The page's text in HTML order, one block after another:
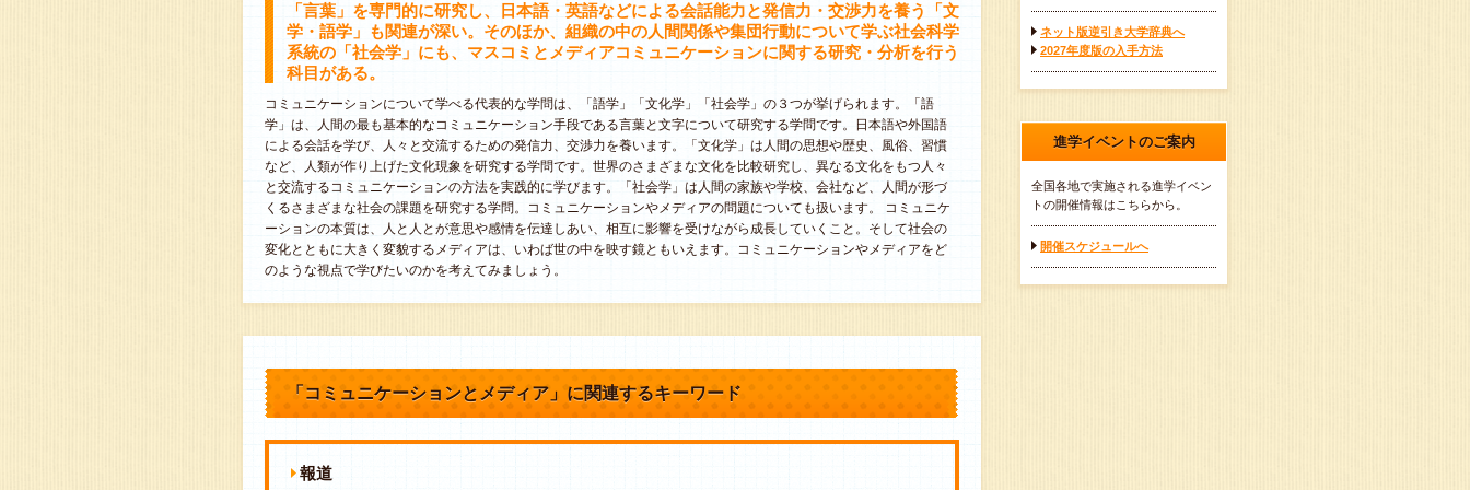
「言葉」を専門的に研究し、日本語・英語などによる会話能力と発信力・交渉力を養う「文
学・語学」も関連が深い。そのほか、組織の中の人間関係や集団行動について学ぶ社会科学
系統の「社会学」にも、マスコミとメディアコミュニケーションに関する研究・分析を行う
科目がある。
コミュニケーションについて学べる代表的な学問は、「語学」「文化学」「社会学」の３つが挙げられます。「語
学」は、人間の最も基本的なコミュニケーション手段である言葉と文字について研究する学問です。日本語や外国語
による会話を学び、人々と交流するための発信力、交渉力を養います。「文化学」は人間の思想や歴史、風俗、習慣
など、人類が作り上げた文化現象を研究する学問です。世界のさまざまな文化を比較研究し、異なる文化をもつ人々
と交流するコミュニケーションの方法を実践的に学びます。「社会学」は人間の家族や学校、会社など、人間が形づ
くるさまざまな社会の課題を研究する学問。コミュニケーションやメディアの問題についても扱います。 コミュニケ
ーションの本質は、人と人とが意思や感情を伝達しあい、相互に影響を受けながら成長していくこと。そして社会の
変化とともに大きく変貌するメディアは、いわば世の中を映す鏡ともいえます。コミュニケーションやメディアをど
のような視点で学びたいのかを考えてみましょう。
「コミュニケーションとメディア」に関連するキーワード
報道
ネット版逆引き大学辞典へ
2027年度版の入手方法
進学イベントのご案内
全国各地で実施される進学イベン
トの開催情報はこちらから。
開催スケジュールへ